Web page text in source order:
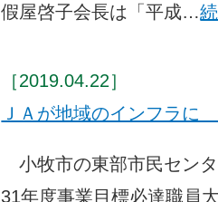
假屋啓子会長は「平成…
［2019.04.22］
ＪＡが地域のインフラに
小牧市の東部市民セン
31年度事業目標必達職員